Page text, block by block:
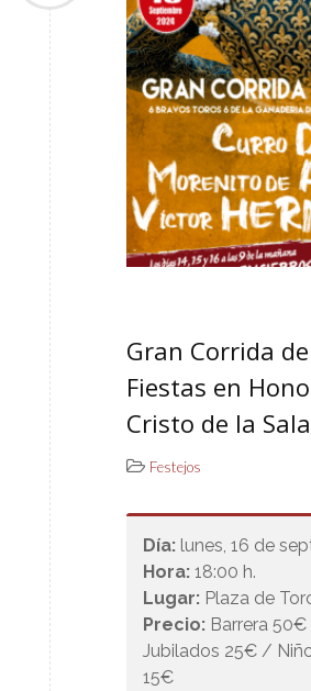
Gran Corrida
Fiestas en
Cristo de la
Festejos
Día: lunes, 16 de
Hora: 18:00 h.
Lugar: Plaza de
Precio: Barrera
Jubilados 25€ /
15€